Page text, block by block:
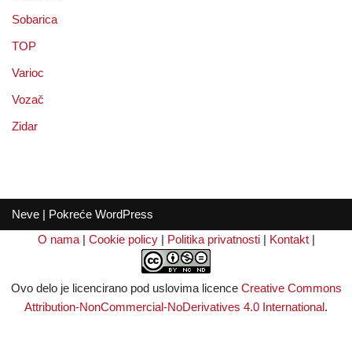
Sobarica
TOP
Varioc
Vozač
Zidar
Neve | Pokreće WordPress
O nama | Cookie policy | Politika privatnosti | Kontakt |
Ovo delo je licencirano pod uslovima licence Creative Commons
Attribution-NonCommercial-NoDerivatives 4.0 International.